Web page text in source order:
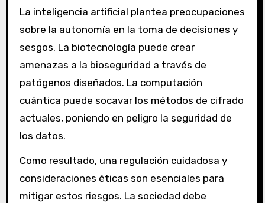
La inteligencia artificial plantea preocupaciones
sobre la autonomía en la toma de decisiones y
sesgos. La biotecnología puede crear
amenazas a la bioseguridad a través de
patógenos diseñados. La computación
cuántica puede socavar los métodos de cifrado
actuales, poniendo en peligro la seguridad de
los datos.
Como resultado, una regulación cuidadosa y
consideraciones éticas son esenciales para
mitigar estos riesgos. La sociedad debe